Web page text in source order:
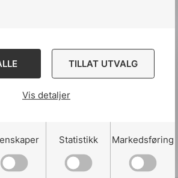
TILLAT UTVALG
Vis detaljer
Statistikk Markedsføring
satte i gang. «Jeg vet i
«Jeg vil ha en Smart City»,
banen. M-nissen og K-nissen
eierskap til de nye visjonene.